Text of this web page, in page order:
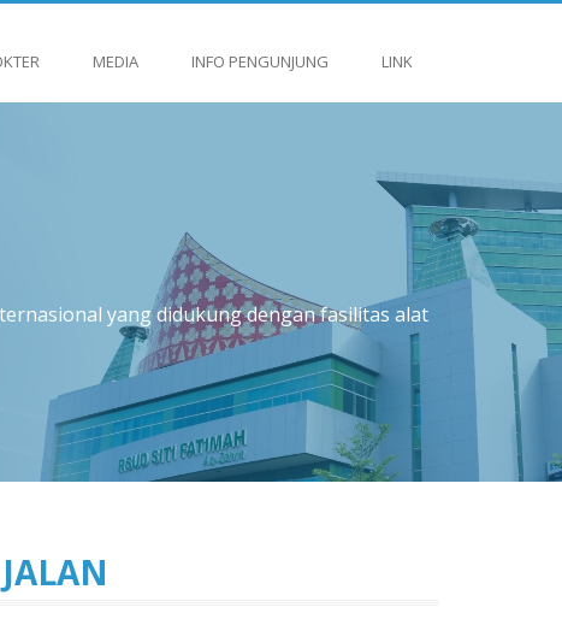
MEDIA INFO PENGUNJUNG LINK
yang didukung dengan fasilitas alat